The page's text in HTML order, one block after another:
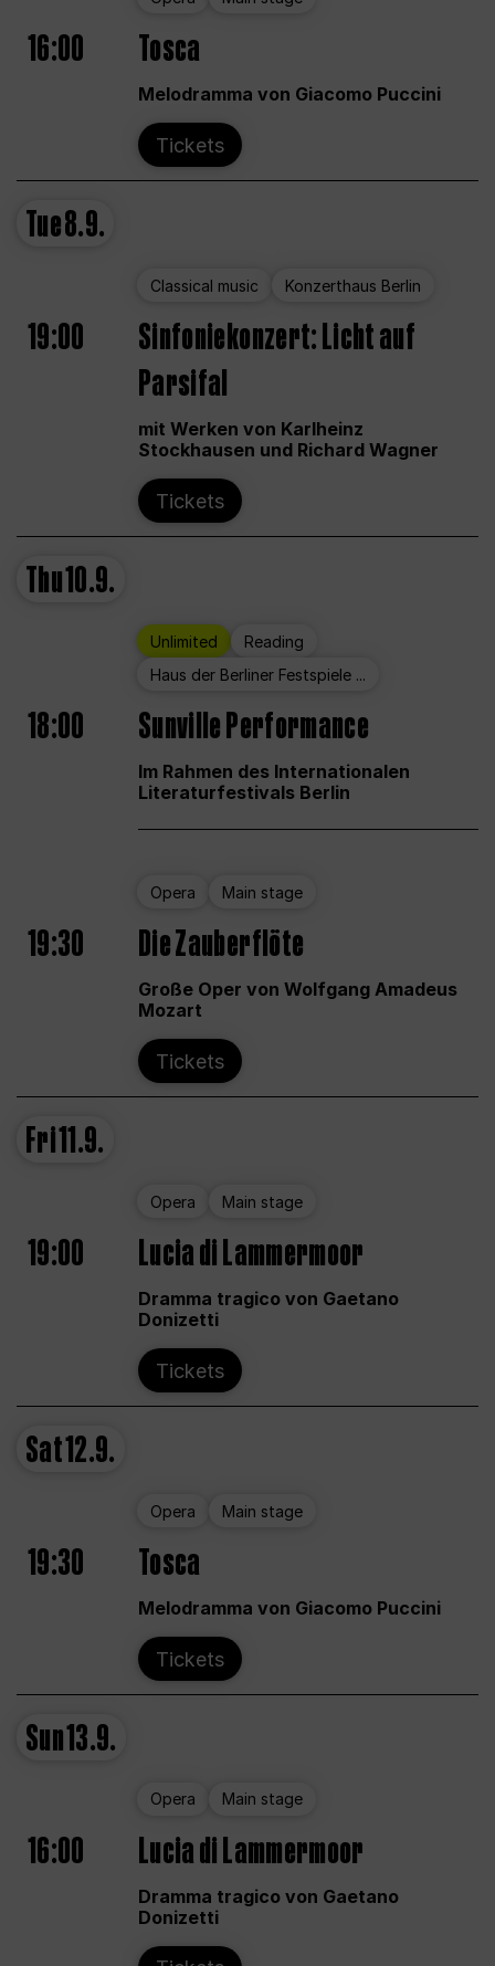
16:00 Tosca
Melodramma von Giacomo Puccini
Tickets
Tue8.9.
Classical music Konzerthaus Berlin
19:00
Sinfoniekonzert: Licht auf
Parsifal
mit Werken von Karlheinz
Stockhausen und Richard Wagner
Tickets
Thu10.9.
Unlimited
Reading
Haus der Berliner Festspiele ...
18:00 Sunville Performance
Im Rahmen des Internationalen
Literaturfestivals Berlin
Opera Main stage
19:30 Die Zauberflöte
Große Oper von Wolfgang Amadeus
Mozart
Tickets
Fri11.9.
Opera Main stage
19:00 Lucia di Lammermoor
Dramma tragico von Gaetano
Donizetti
Tickets
Sat12.9.
Opera Main stage
19:30 Tosca
Melodramma von Giacomo Puccini
Tickets
Sun13.9.
Opera Main stage
16:00 Lucia di Lammermoor
Dramma tragico von Gaetano
Donizetti